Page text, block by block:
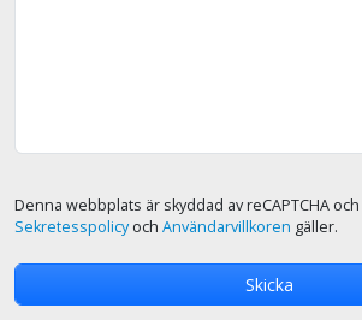
Denna webbplats är skyddad av reCAPTCHA
Sekretesspolicyoch Användarvillkoren gäller.